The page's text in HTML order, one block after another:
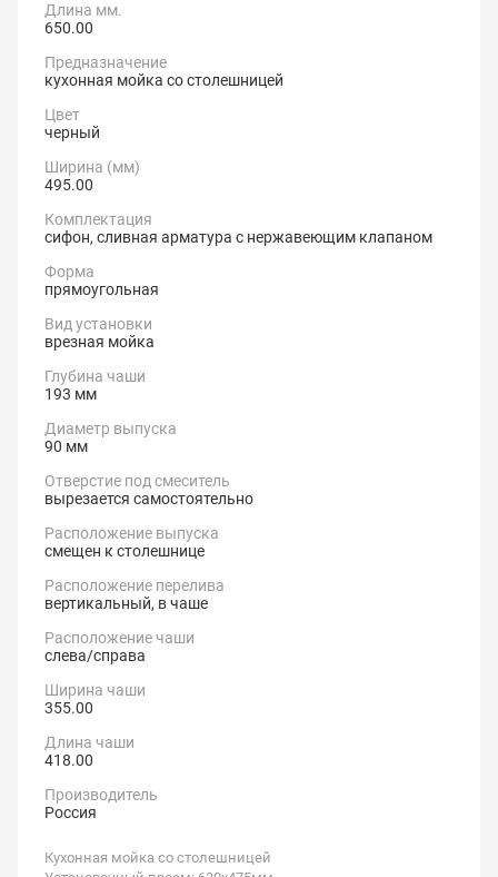
Длина мм.
650.00
Предназначение
кухонная мойка со столешницей
Цвет
черный
Ширина (мм)
495.00
Комплектация
сифон, сливная арматура с нержавеющим клапаном
Форма
прямоугольная
Вид установки
врезная мойка
Глубина чаши
193 мм
Диаметр выпуска
90 мм
Отверстие под смеситель
вырезается самостоятельно
Расположение выпуска
смещен к столешнице
Расположение перелива
вертикальный, в чаше
Расположение чаши
слева/справа
Ширина чаши
355.00
Длина чаши
418.00
Производитель
Россия
Кухонная мойка со столешницей